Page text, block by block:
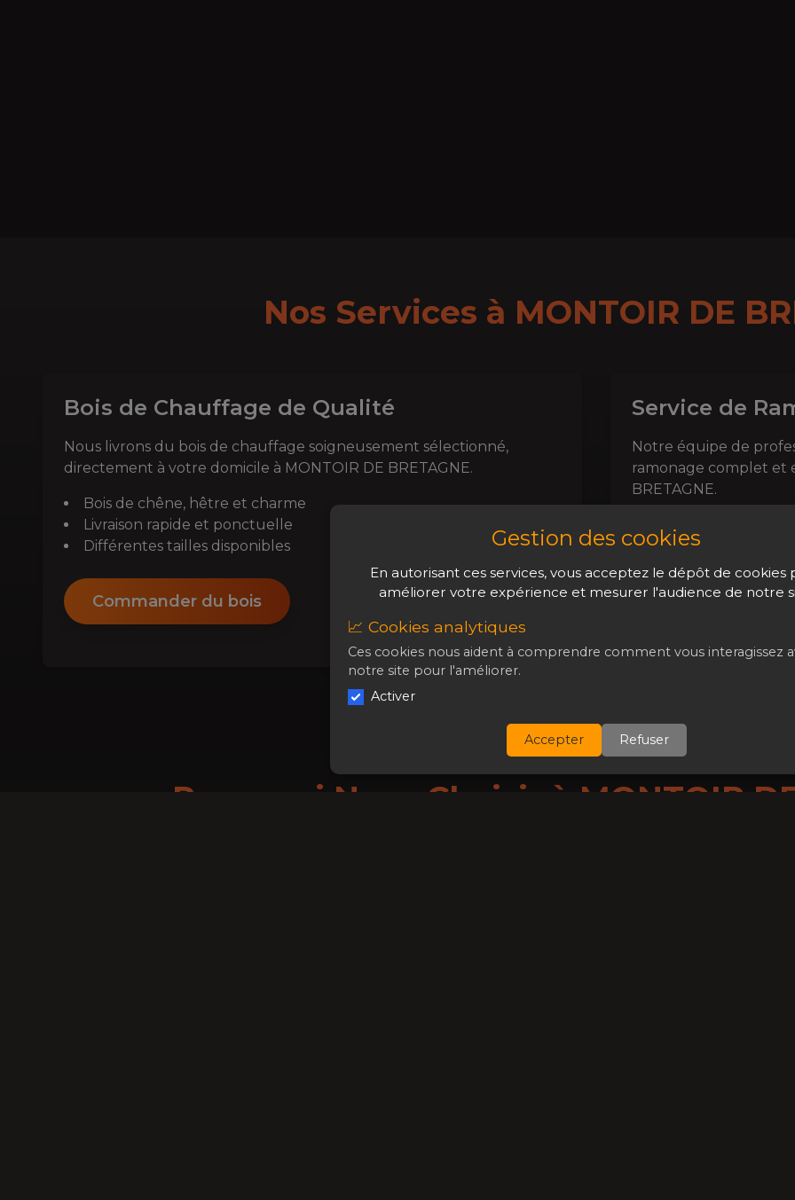
Nos Services à MONTOIR DE
Bois de Chauffage de Qualité
Nous livrons du bois de chauffage soigneusement sélectionné,
directement à votre domicile à MONTOIR DE BRETAGNE.
Bois de chêne, hêtre et charme
Livraison rapide et ponctuelle
Différentes tailles disponibles
Commander du bois
Service de
Notre équipe de
ramonage complet et
BRETAGNE.
Ramonage par
Équipements
Certificat de
Pourquoi Nous Choisir à MONTOIR
Gestion des cookies
En autorisant ces services, vous acceptez le dépôt de cookies
améliorer votre expérience et mesurer l'audience de notre
📈 Cookies analytiques
Ces cookies nous aident à comprendre comment vous interagissez
notre site pour l'améliorer.
Activer
Accepter Refuser